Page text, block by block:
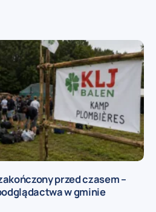
przed czasem –
w gminie